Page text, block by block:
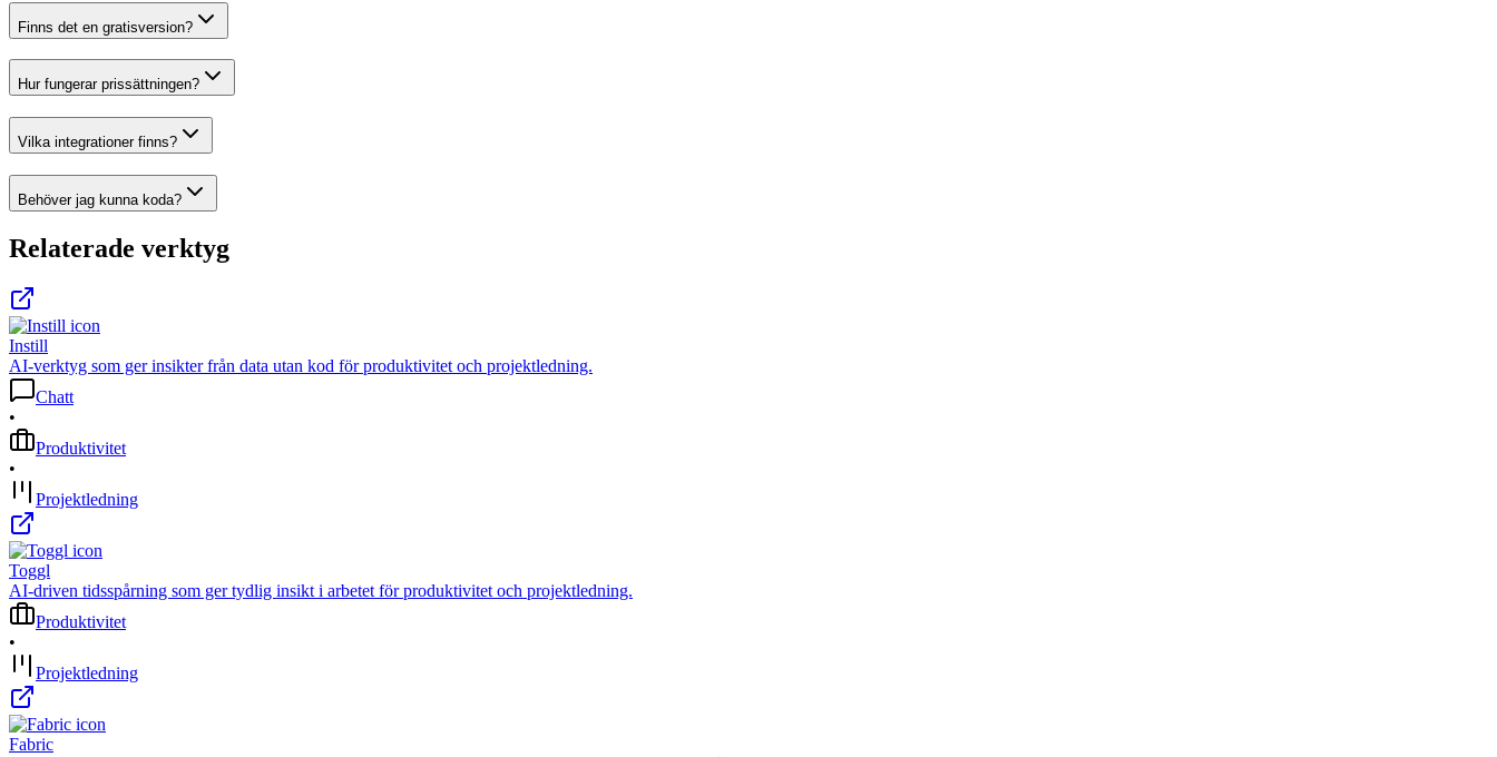
Finns det en gratisversion?
Hur fungerar prissättningen?
Vilka integrationer finns?
Behöver jag kunna koda?
Relaterade verktyg
Instill
AI-verktyg som ger insikter från data utan kod för produktivitet och projektledning.
Chatt
•
Produktivitet
•
Projektledning
Toggl
AI-driven tidsspårning som ger tydlig insikt i arbetet för produktivitet och projektledning.
Produktivitet
•
Projektledning
Fabric